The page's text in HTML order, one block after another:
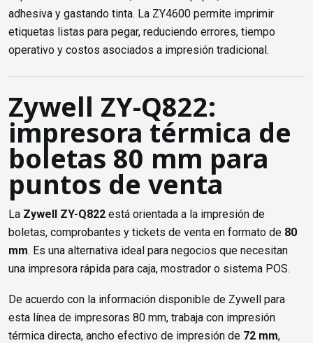
adhesiva y gastando tinta. La ZY4600 permite imprimir
etiquetas listas para pegar, reduciendo errores, tiempo
operativo y costos asociados a impresión tradicional.
Zywell ZY-Q822:
impresora térmica de
boletas 80 mm para
puntos de venta
La Zywell ZY-Q822 está orientada a la impresión de
boletas, comprobantes y tickets de venta en formato de 80
mm. Es una alternativa ideal para negocios que necesitan
una impresora rápida para caja, mostrador o sistema POS.
De acuerdo con la información disponible de Zywell para
esta línea de impresoras 80 mm, trabaja con impresión
térmica directa, ancho efectivo de impresión de 72 mm,